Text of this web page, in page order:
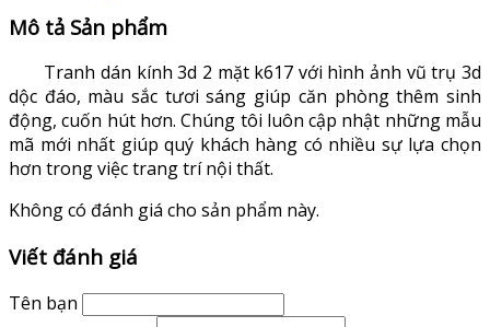
Mô tả Sản phẩm
Tranh dán kính 3d 2 mặt k617 với hình ảnh vũ trụ 3d
dộc đáo, màu sắc tươi sáng giúp căn phòng thêm sinh
động, cuốn hút hơn. Chúng tôi luôn cập nhật những mẫu
mã mới nhất giúp quý khách hàng có nhiều sự lựa chọn
hơn trong việc trang trí nội thất.
Không có đánh giá cho sản phẩm này.
Viết đánh giá
Tên bạn